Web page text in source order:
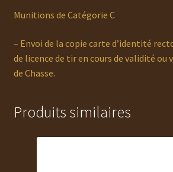
Munitions de Catégorie C
– Envoi de la copie carte d’identité
de licence de tir en cours de validité
de Chasse.
Produits similaires